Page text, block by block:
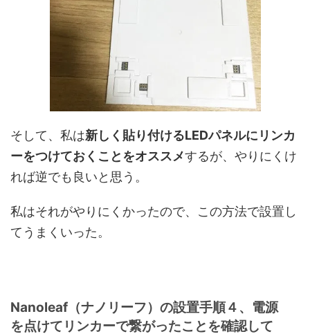
そして、私は新しく貼り付けるLEDパネルにリンカ
ーをつけておくことをオススメするが、やりにくけ
れば逆でも良いと思う。
私はそれがやりにくかったので、この方法で設置し
てうまくいった。
Nanoleaf（ナノリーフ）の設置手順４、電源
を点けてリンカーで繋がったことを確認して